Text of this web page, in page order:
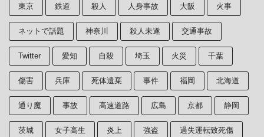
東京 鉄道 殺人 人身事故 大阪 火事
ネットで話題 神奈川 殺人未遂 交通事故
Twitter 愛知 自殺 埼玉 火災 千葉
傷害 兵庫 死体遺棄 事件 福岡 北海道
通り魔 事故 高速道路 広島 京都 静岡
茨城 女子高生 炎上 強盗 過失運転致死傷